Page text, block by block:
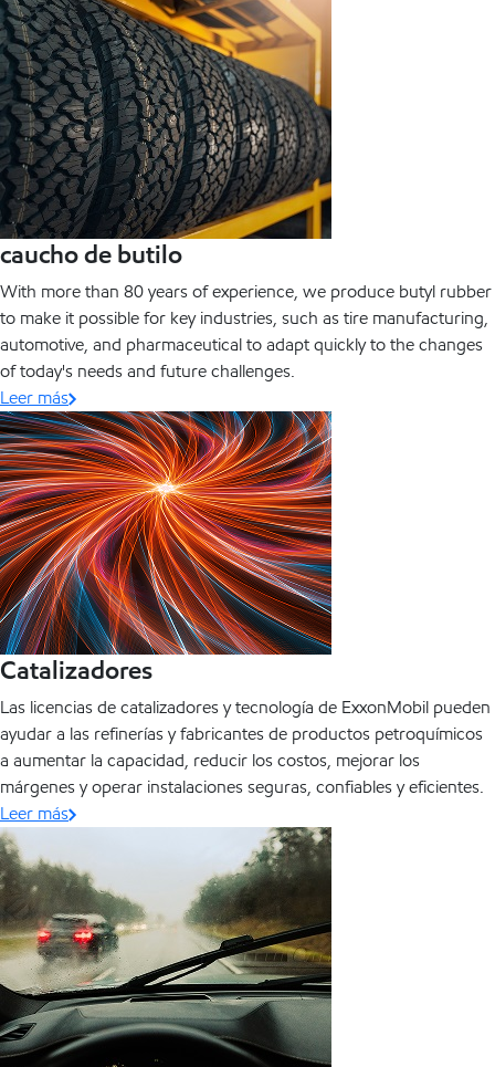
caucho de butilo
With more than 80 years of experience, we produce butyl rubber
to make it possible for key industries, such as tire manufacturing,
automotive, and pharmaceutical to adapt quickly to the changes
of today's needs and future challenges.
Leer más
Catalizadores
Las licencias de catalizadores y tecnología de ExxonMobil pueden
ayudar a las refinerías y fabricantes de productos petroquímicos
a aumentar la capacidad, reducir los costos, mejorar los
márgenes y operar instalaciones seguras, confiables y eficientes.
Leer más